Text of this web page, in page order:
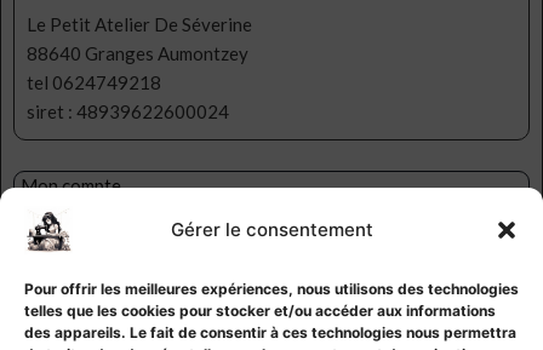
Gérer le consentement
Pour offrir les meilleures expériences, nous utilisons des technologies
telles que les cookies pour stocker et/ou accéder aux informations
des appareils. Le fait de consentir à ces technologies nous permettra
Le Petit Atelier De Séverine
88640 Granges Aumontzey
tel 0624749218
siret : 48939622600024
Mon compte
Ma liste d’envies
Contact
Mentions légales
Politique de confidentialité